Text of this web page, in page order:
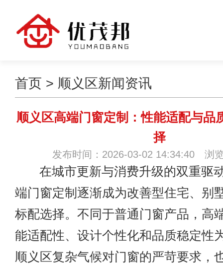
首页 > 顺义区新闻资讯
顺义区高端门窗定制：性能适配与品
择
发布时间：2026-03-02 14:34:40 浏
在城市更新与消费升级的双重驱
端门窗定制逐渐成为改善型住宅、别
标配选择。不同于普通门窗产品，高
能适配性、设计个性化和品质稳定性
顺义区复杂气候对门窗的严苛要求，